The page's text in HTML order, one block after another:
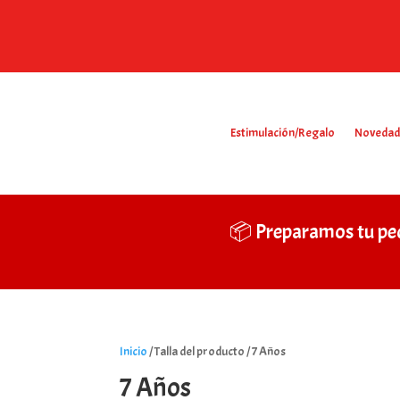
Estimulación/Regalo
📦 Preparamos tu
Inicio/ Talla del producto / 7 Años
7 Años